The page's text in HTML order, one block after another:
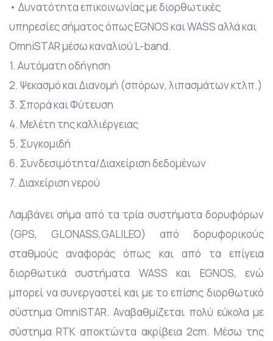
• Δυνατότητα επικοινωνίας με διορθωτικές
υπηρεσίες σήματος όπως EGNOS και WASS αλλά και
OmniSTAR μέσω καναλιού L-band.
1. Αυτόματη οδήγηση
2. Ψεκασμό και Διανομή (σπόρων, λιπασμάτων κτλπ.)
3. Σπορά και Φύτευση
4. Μελέτη της καλλιέργειας
5. Συγκομιδή
6. Συνδεσιμότητα/Διαχείριση δεδομένων
7. Διαχείριση νερού
Λαμβάνει σήμα από τα τρία συστήματα δορυφόρων
(GPS, GLONASS,GALILEO) από δορυφορικούς
σταθμούς αναφοράς όπως και από τα επίγεια
διορθωτικά συστήματα WASS και EGNOS, ενώ
μπορεί να συνεργαστεί και με το επίσης διορθωτικό
σύστημα OmniSTAR. Αναβαθμίζεται πολύ εύκολα με
σύστημα RTK αποκτώντα ακρίβεια 2cm. Μέσω της